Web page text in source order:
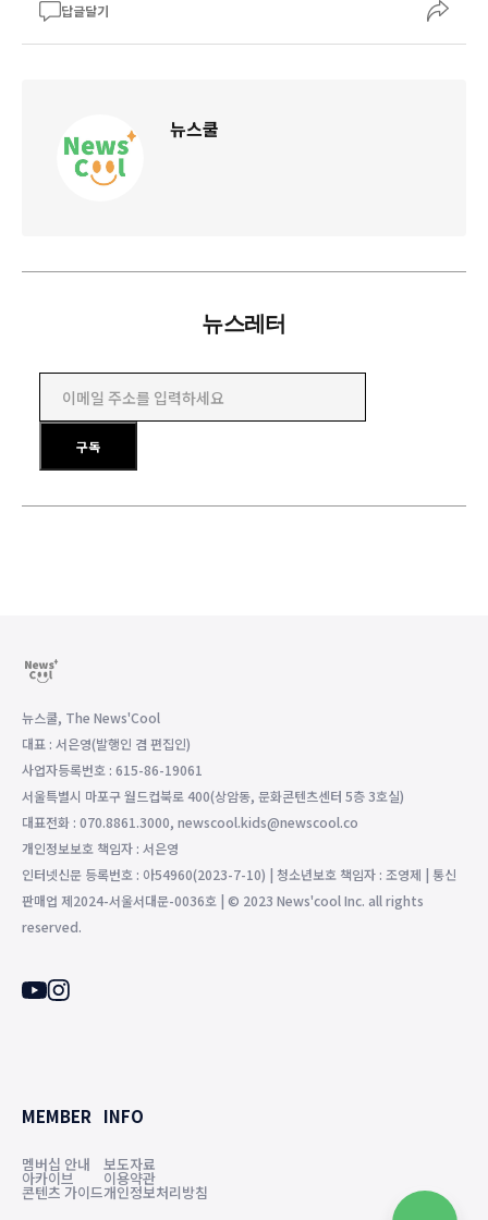
답글달기
뉴스쿨
뉴스레터
구독
뉴스쿨, The News'Cool
대표 : 서은영(발행인 겸 편집인)
사업자등록번호 : 615-86-19061
서울특별시 마포구 월드컵북로 400(상암동, 문화콘텐츠센터 5층 3호실)
대표전화 : 070.8861.3000, newscool.kids@newscool.co
개인정보보호 책임자 : 서은영
인터넷신문 등록번호 : 아54960(2023-7-10) | 청소년보호 책임자 : 조영제 | 통신
판매업 제2024-서울서대문-0036호 | © 2023 News'cool Inc. all rights
reserved.
MEMBER
멤버십 안내
아카이브
콘텐츠 가이드
INFO
보도자료
이용약관
개인정보처리방침